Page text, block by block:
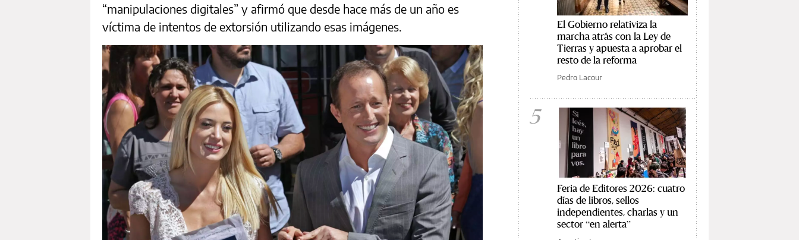
“manipulaciones digitales” y afirmó que desde hace más de un año es
víctima de intentos de extorsión utilizando esas imágenes.
El Gobierno relativiza la
marcha atrás con la Ley de
Tierras y apuesta a aprobar el
resto de la reforma
Pedro Lacour
5
Feria de Editores 2026: cuatro
días de libros, sellos
independientes, charlas y un
sector “en alerta”